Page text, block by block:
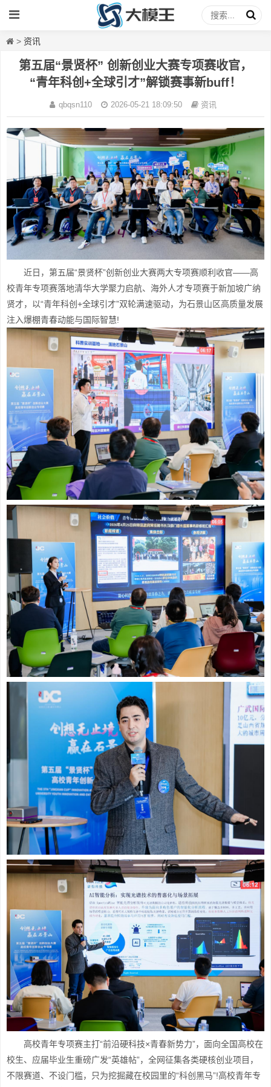
> 资讯
第五届“景贤杯” 创新创业大赛专项赛收官，
“青年科创+全球引才”解锁赛事新buff！
qbqsn110 2026-05-21 18:09:50 资讯
近日，第五届“景贤杯”创新创业大赛两大专项赛顺利收官——高
校青年专项赛落地清华大学聚力启航、海外人才专项赛于新加坡广纳
贤才，以“青年科创+全球引才”双轮满速驱动，为石景山区高质量发展
注入爆棚青春动能与国际智慧!
高校青年专项赛主打“前沿硬科技×青春新势力”，面向全国高校在
校生、应届毕业生重磅广发“英雄帖”，全网征集各类硬核创业项目，
不限赛道、不设门槛，只为挖掘藏在校园里的“科创黑马”!高校青年专